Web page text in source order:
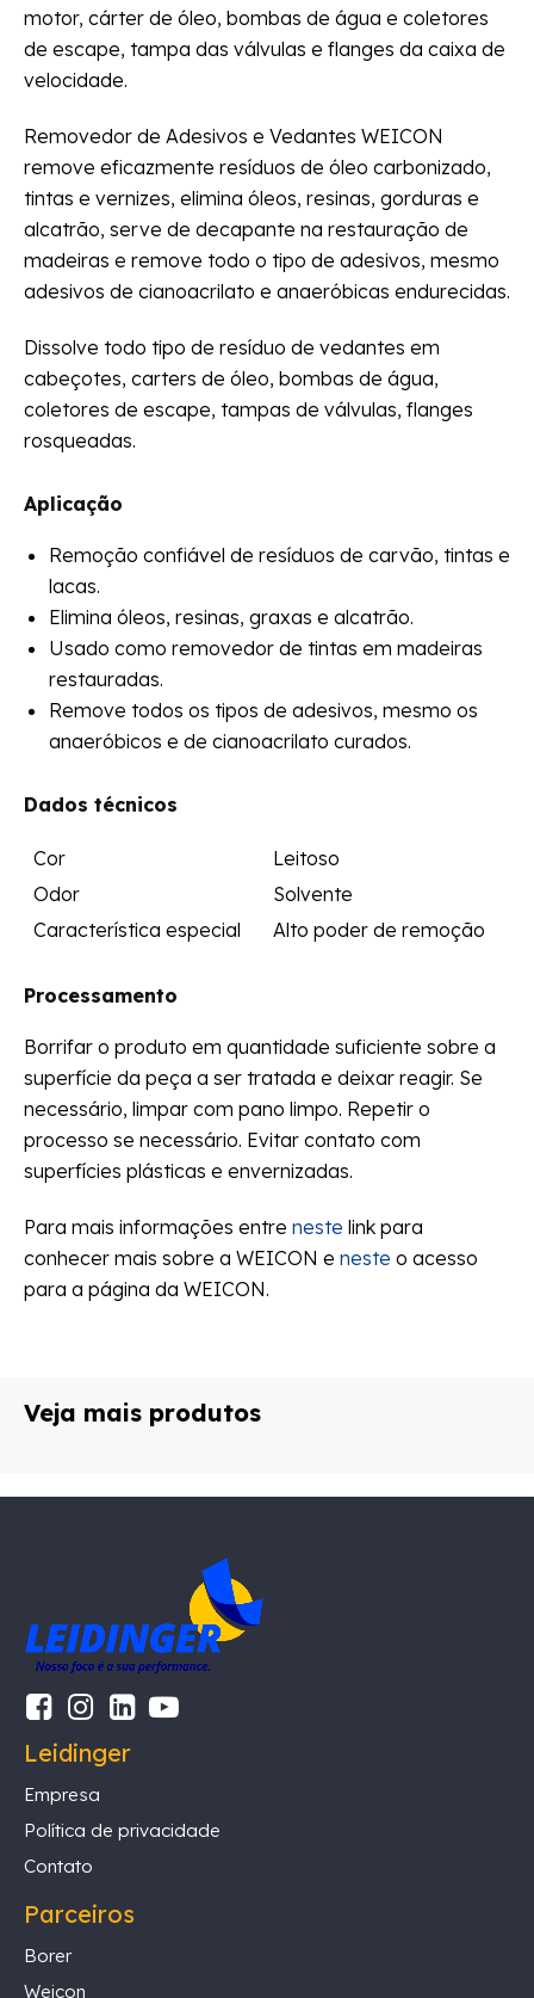
motor, cárter de óleo, bombas de água e coletores
de escape, tampa das válvulas e flanges da caixa de
velocidade.
Removedor de Adesivos e Vedantes WEICON
remove eficazmente resíduos de óleo carbonizado,
tintas e vernizes, elimina óleos, resinas, gorduras e
alcatrão, serve de decapante na restauração de
madeiras e remove todo o tipo de adesivos, mesmo
adesivos de cianoacrilato e anaeróbicas endurecidas.
Dissolve todo tipo de resíduo de vedantes em
cabeçotes, carters de óleo, bombas de água,
coletores de escape, tampas de válvulas, flanges
rosqueadas.
Aplicação
Remoção confiável de resíduos de carvão, tintas e
lacas.
Elimina óleos, resinas, graxas e alcatrão.
Usado como removedor de tintas em madeiras
restauradas.
Remove todos os tipos de adesivos, mesmo os
anaeróbicos e de cianoacrilato curados.
Dados técnicos
Cor
Leitoso
Odor
Solvente
Característica especial
Alto poder de remoção
Processamento
Borrifar o produto em quantidade suficiente sobre a
superfície da peça a ser tratada e deixar reagir. Se
necessário, limpar com pano limpo. Repetir o
processo se necessário. Evitar contato com
superfícies plásticas e envernizadas.
Para mais informações entre neste link para
conhecer mais sobre a WEICON e neste o acesso
para a página da WEICON.
Veja mais produtos
Leidinger
Empresa
Política de privacidade
Contato
Parceiros
Borer
Weicon